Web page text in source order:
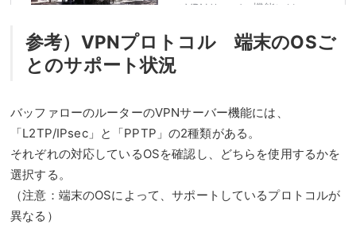
参考）VPNプロトコル 端末のOSご
とのサポート状況
バッファローのルーターのVPNサーバー機能には、
「L2TP/IPsec」と「PPTP」の2種類がある。
それぞれの対応しているOSを確認し、どちらを使用するかを
選択する。
（注意：端末のOSによって、サポートしているプロトコルが
異なる）